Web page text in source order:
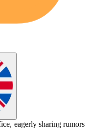
eagerly sharing rumors